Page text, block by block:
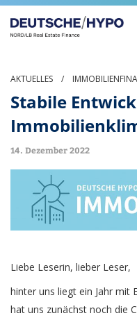
AKTUELLES /
Stabile
14. Dezember 2022
Liebe Leserin, lieber Leser,
hinter uns liegt ein Jahr mit
hat uns zunächst noch die